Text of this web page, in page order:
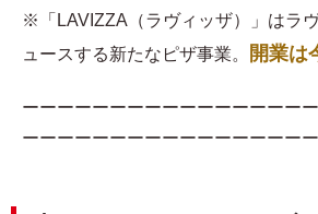
※「LAVIZZA（ラヴィッザ）」はラ
ュースする新たなピザ事業。
開業は
ーーーーーーーーーーーーーーーー
ーーーーーーーーーーーーーーーー